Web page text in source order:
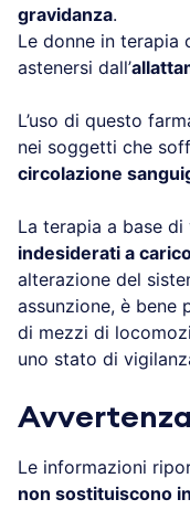
gravidanza.
Le donne in terapia
astenersi dall’
L’uso di questo
nei soggetti che
circolazione
La terapia a base
indesiderati a
alterazione del
assunzione, è bene
di mezzi di
uno stato di
Avvertenza
Le informazioni
non sostituiscono